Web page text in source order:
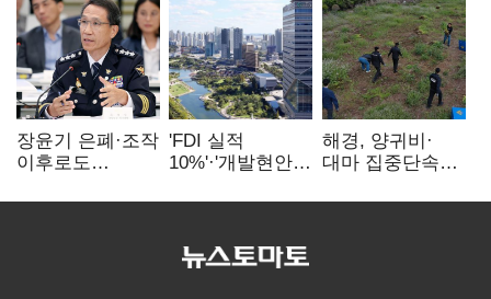
장윤기 은폐·조작
이후로도
내부비위…경찰
'FDI 실적
10%'·'개발현안
인천경제청장
해경, 양귀비·
대마 집중단속…
249명 검거